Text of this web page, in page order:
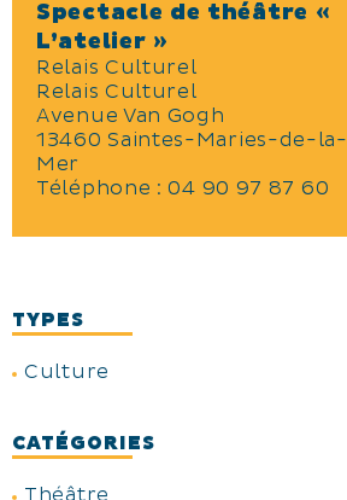
Spectacle de théâtre «
L’atelier »
Relais Culturel
Relais Culturel
Avenue Van Gogh
13460 Saintes-Maries-de-la-
Mer
Téléphone :04 90 97 87 60
TYPES
Culture
CATÉGORIES
Théâtre